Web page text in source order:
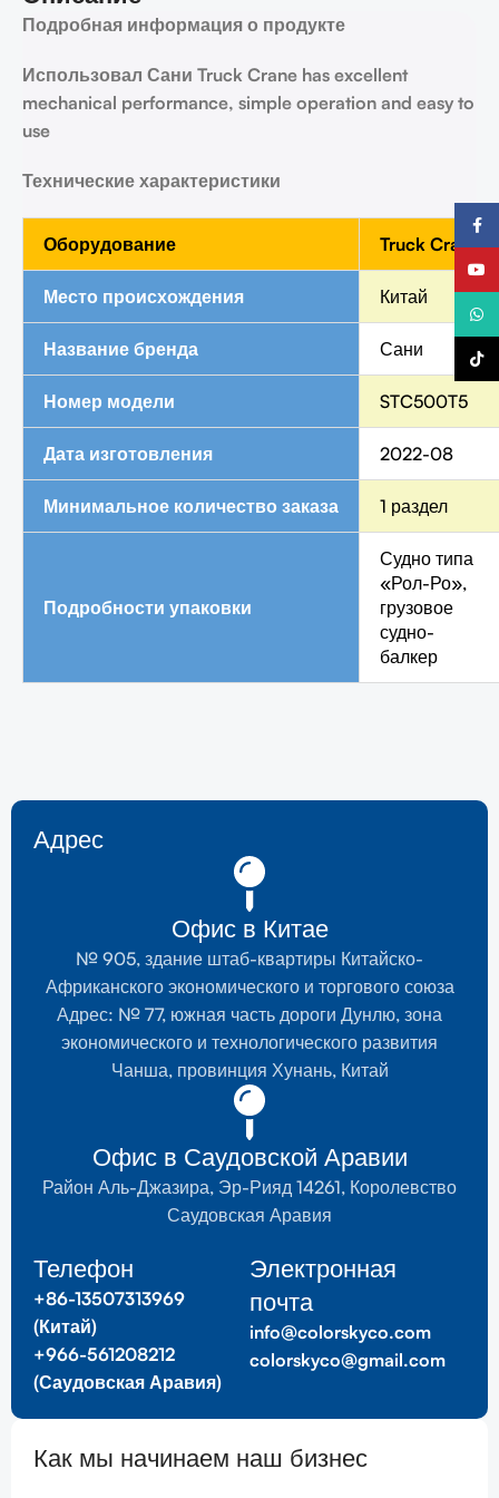
Подробная информация о продукте
Использовал Сани Truck Crane has excellent
mechanical performance, simple operation and easy to
use
Технические характеристики
Оборудование Truck Crane
Место происхождения Китай
Название бренда Сани
Номер модели STC500T5
Дата изготовления 2022-08
Минимальное количество заказа 1 раздел
Подробности упаковки
Судно типа
«Рол-Ро»,
грузовое
судно-
балкер
Адрес
Офис в Китае
№ 905, здание штаб-квартиры Китайско-
Африканского экономического и торгового союза
Адрес: № 77, южная часть дороги Дунлю, зона
экономического и технологического развития
Чанша, провинция Хунань, Китай
Офис в Саудовской Аравии
Район Аль-Джазира, Эр-Рияд 14261, Королевство
Саудовская Аравия
Телефон
+86-13507313969
(Китай)
+966-561208212
(Саудовская Аравия)
Электронная
почта
info@colorskyco.com
colorskyco@gmail.com
Как мы начинаем наш бизнес